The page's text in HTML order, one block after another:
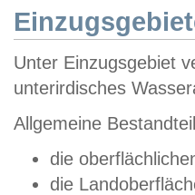
Unter Einzugsgebiet
unterirdisches
Allgemeine
die
die